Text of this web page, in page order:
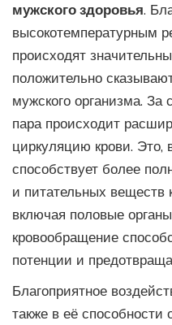
мужского здоровья.
высокотемпературным
происходят
положительно
мужского организма. За
пара происходит
циркуляцию крови. Это,
способствует более
и питательных веществ
включая половые
кровообращение
потенции и
Благоприятное
также в её способности